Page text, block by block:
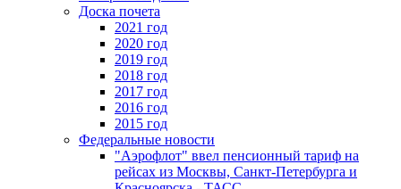
Доска почета
2021 год
2020 год
2019 год
2018 год
2017 год
2016 год
2015 год
Федеральные новости
"Аэрофлот" ввел пенсионный тариф на
рейсах из Москвы, Санкт-Петербурга и